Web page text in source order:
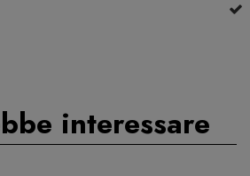
interessare